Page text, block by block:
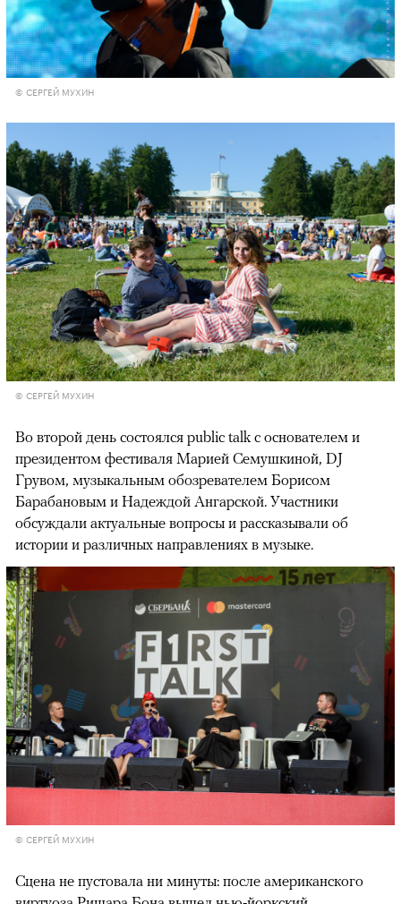
© СЕРГЕЙ МУХИН
© СЕРГЕЙ МУХИН
Во второй день состоялся public talk с основателем и
президентом фестиваля Марией Семушкиной, DJ
Грувом, музыкальным обозревателем Борисом
Барабановым и Надеждой Ангарской. Участники
обсуждали актуальные вопросы и рассказывали об
истории и различных направлениях в музыке.
© СЕРГЕЙ МУХИН
Сцена не пустовала ни минуты: после американского